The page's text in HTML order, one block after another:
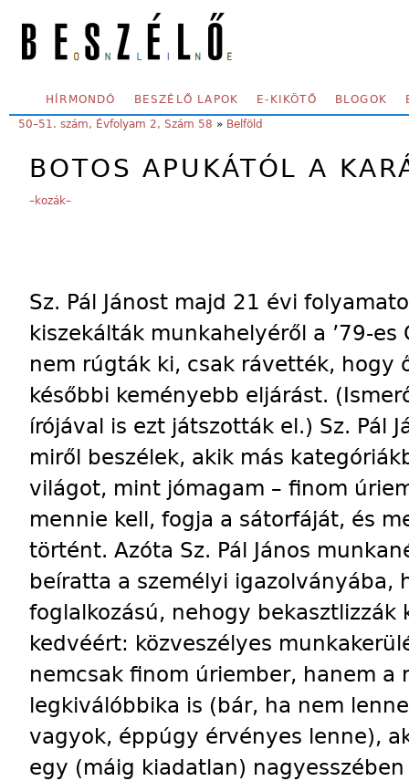
SECONDARY MENU
HÍRMONDÓ BESZÉLŐ LAPOK E-KIKÖTŐ BLOGOK
YOU ARE HERE:
50–51. szám, Évfolyam 2, Szám 58 » Belföld
BOTOS APUKÁTÓL A
–kozák–
Sz. Pál Jánost majd 21 évi
kiszekálták munkahelyéről a ’79-
nem rúgták ki, csak rávették, hogy
későbbi keményebb eljárást.
írójával is ezt játszották el.) Sz. Pál
miről beszélek, akik más
világot, mint jómagam – finom
mennie kell, fogja a sátorfáját, és
történt. Azóta Sz. Pál János
beíratta a személyi igazolványába,
foglalkozású, nehogy
kedvéért: közveszélyes
nemcsak finom úriember, hanem a
legkiválóbbika is (bár, ha nem
vagyok, éppúgy érvényes lenne),
egy (máig kiadatlan)